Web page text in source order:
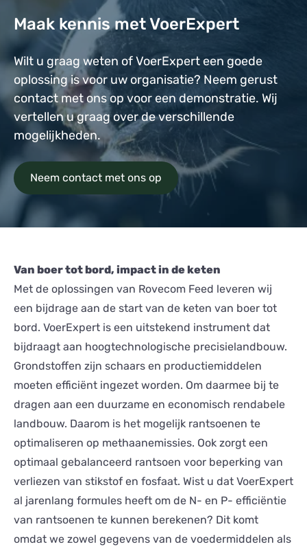
Maak kennis met VoerExpert
Wilt u graag weten of VoerExpert een goede
oplossing is voor uw organisatie? Neem gerust
contact met ons op voor een demonstratie. Wij
vertellen u graag over de verschillende
mogelijkheden.
Neem contact met ons op
Van boer tot bord, impact in de keten
Met de oplossingen van Rovecom Feed leveren wij
een bijdrage aan de start van de keten van boer tot
bord. VoerExpert is een uitstekend instrument dat
bijdraagt aan hoogtechnologische precisielandbouw.
Grondstoffen zijn schaars en productiemiddelen
moeten efficiënt ingezet worden. Om daarmee bij te
dragen aan een duurzame en economisch rendabele
landbouw. Daarom is het mogelijk rantsoenen te
optimaliseren op methaanemissies. Ook zorgt een
optimaal gebalanceerd rantsoen voor beperking van
verliezen van stikstof en fosfaat. Wist u dat VoerExpert
al jarenlang formules heeft om de N- en P- efficiëntie
van rantsoenen te kunnen berekenen? Dit komt
omdat we zowel gegevens van de voedermiddelen als